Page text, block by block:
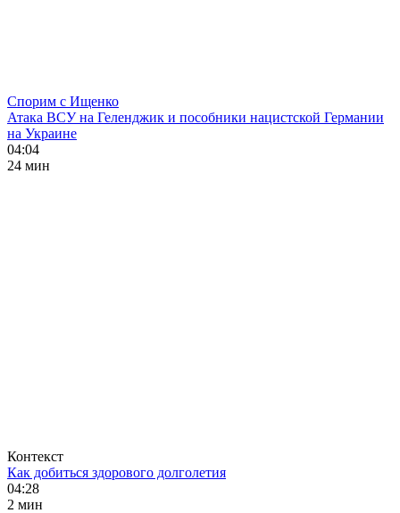
Спорим с Ищенко
Атака ВСУ на Геленджик и пособники нацистской Германии
на Украине
04:04
24 мин
Контекст
Как добиться здорового долголетия
04:28
2 мин